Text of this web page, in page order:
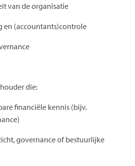
van de organisatie
en (accountants)controle
die:
financiële kennis (bijv.
governance of bestuurlijke